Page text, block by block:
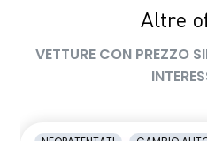
Altre
VETTURE CON PREZZO